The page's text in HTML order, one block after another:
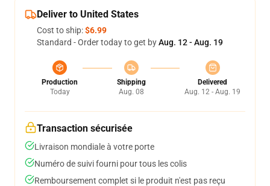
Deliver to United States
Cost to ship:$6.99
Standard - Order today to get byAug. 12 - Aug. 19
Production
Today
Shipping
Aug. 08
Delivered
Aug. 12 - Aug. 19
Transaction sécurisée
Livraison mondiale à votre porte
Numéro de suivi fourni pour tous les colis
Remboursement complet si le produit n'est pas reçu